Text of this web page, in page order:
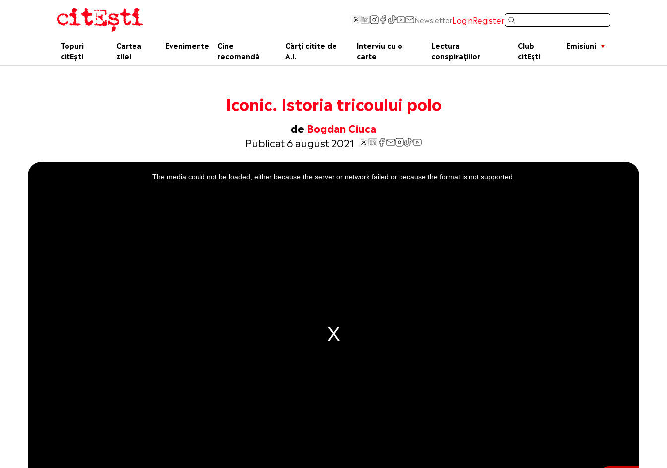
NewsletterLoginRegister
Topuri
citEști
Cartea
zilei
Evenimente
Cine
recomandă
Cărți citite de
A.I.
Interviu cu o
carte
Lectura
conspirațiilor
Club
citEști
Emisiuni
Iconic. Istoria tricoului polo
de Bogdan Ciuca
Publicat 6 august 2021
This
is
a
The media could not be loaded, either because the server or network failed or because the format is not supported.